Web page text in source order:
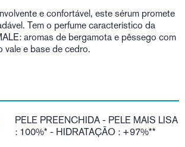
e confortável, este sérum promete
Tem o perfume característico da
aromas de bergamota e pêssego com
vale e base de cedro.
PELE PREENCHIDA - PELE MAIS LISA
: 100%* - HIDRATAÇÃO : +97%**